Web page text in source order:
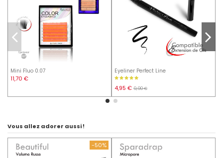
Mini Fluo 0.07
11,70 €
Eyeliner Perfect Line
4,95 € 9,90 €
Vous allez adorer aussi !
-50%